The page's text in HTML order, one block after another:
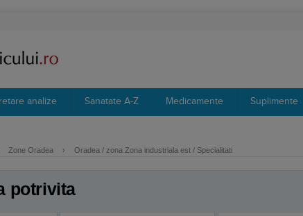
analize Sanatate A-Z Medicamente Suplimente
Zone Oradea › Oradea / zona Zona industriala est / Specialitati
potrivita